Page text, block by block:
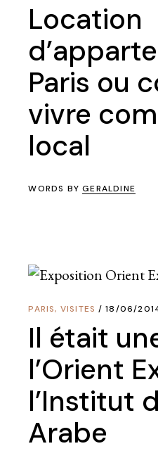
Location
Paris ou
vivre
local
WORDS BYGERALDINE
PARIS, VISITES 18/06/
Il était
l’Orient
l’Institut
Arabe